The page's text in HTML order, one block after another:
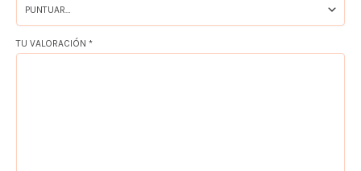
TU VALORACIÓN *